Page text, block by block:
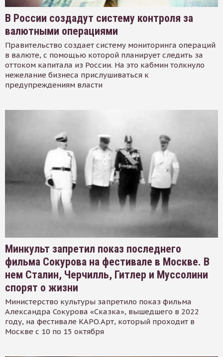
В России создадут систему контроля за
валютными операциями
Правительство создает систему мониторинга операций
в валюте, с помощью которой планирует следить за
оттоком капитала из России. На это кабмин толкнуло
нежелание бизнеса прислушиваться к
предупреждениям власти
Минкульт запретил показ последнего
фильма Сокурова на фестивале в Москве. В
нем Сталин, Черчилль, Гитлер и Муссолини
спорят о жизни
Министерство культуры запретило показ фильма
Александра Сокурова «Сказка», вышедшего в 2022
году, на фестивале КАРО.Арт, который проходит в
Москве с 10 по 15 октября